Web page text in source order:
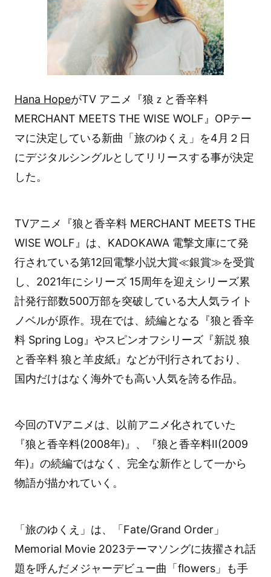
Hana HopeがTV アニメ『狼ｚと香辛料
MERCHANT MEETS THE WISE WOLF』OPテー
マに決定している新曲「旅のゆくえ」を4月２日
にデジタルシングルとしてリリースする事が決定
した。
TVアニメ『狼と香辛料 MERCHANT MEETS THE
WISE WOLF』は、KADOKAWA 電撃文庫にて発
行されている第12回電撃小説大賞≪銀賞≫を受賞
し、2021年にシリーズ 15周年を迎えシリーズ累
計発行部数500万部を突破している大人気ライト
ノベルが原作。現在では、続編となる『狼と香辛
料 Spring Log』やスピンオフシリーズ『新説 狼
と香辛料 狼と羊皮紙』などが刊行されており、
国内だけはなく海外でも高い人気を誇る作品。
今回のTVアニメは、以前アニメ化されていた
『狼と香辛料(2008年)』、『狼と香辛料II(2009
年)』の続編ではなく、完全な新作として一から
物語が描かれていく。
「旅のゆくえ」は、「Fate/Grand Order」
Memorial Movie 2023テーマソングに抜擢され話
題を呼んだメジャーデビュー曲「flowers」も手